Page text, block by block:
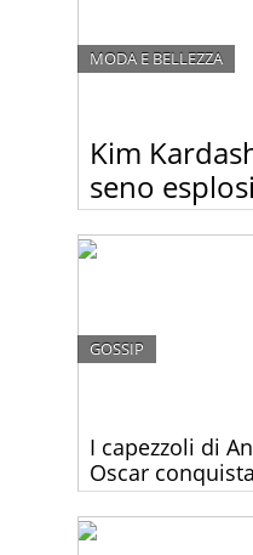
Kim
seno
MODA E BELLEZZA
è ancora pronta a
abiti che più stretti
I capezzoli di
Oscar
GOSSIP
scelto per gli Oscar,
adatto all’occasione.